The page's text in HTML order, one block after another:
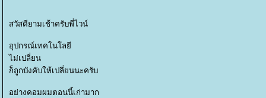
สวัสดียามเช้าครับพี่ไวน์
อุปกรณ์เทคโนโลยี
ไม่เปลี่ยน
ก็ถูกบังคับให้เปลี่ยนนะครับ
อย่างคอมผมตอนนี้เก่ามาก